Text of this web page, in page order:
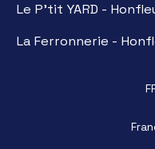
Le P'tit YARD -
La Ferronnerie -